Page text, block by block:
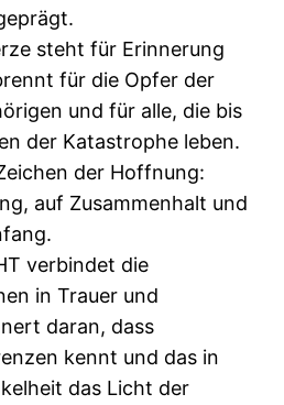
steht für Erinnerung
für die Opfer der
und für alle, die bis
der Katastrophe leben.
der Hoffnung:
auf Zusammenhalt und
verbindet die
in Trauer und
daran, dass
kennt und das in
das Licht der